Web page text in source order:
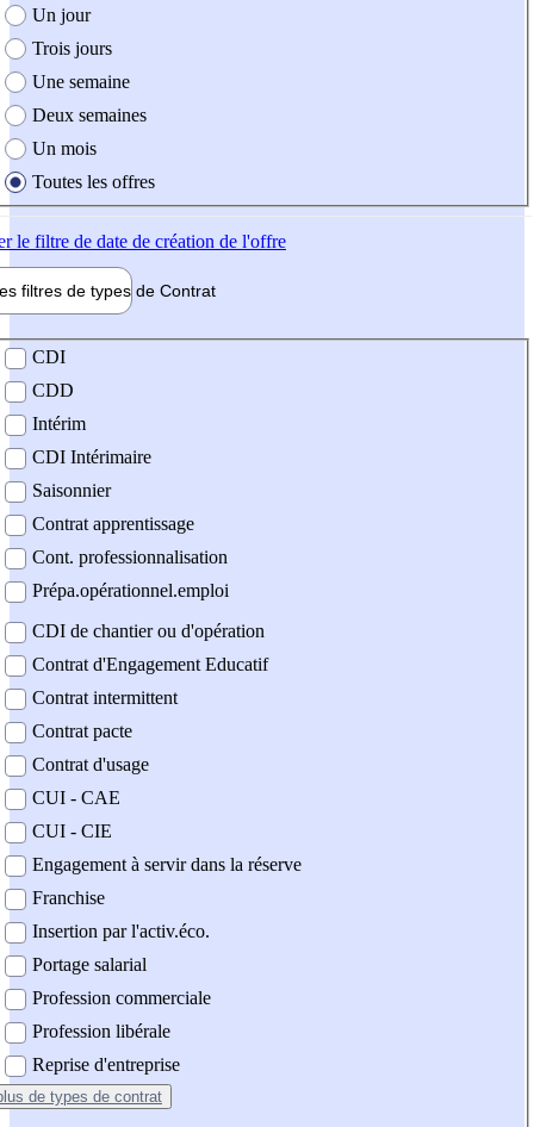
création de l'offre
Un jour
Trois jours
Une semaine
Deux semaines
Un mois
Toutes les offres
le filtre de date de création de l'offre
filtres de types de Contrat
contrat
CDI
CDD
Intérim
CDI Intérimaire
Saisonnier
Contrat apprentissage
Cont. professionnalisation
Prépa.opérationnel.emploi
CDI de chantier ou d'opération
Contrat d'Engagement Educatif
Contrat intermittent
Contrat pacte
Contrat d'usage
CUI - CAE
CUI - CIE
Engagement à servir dans la réserve
Franchise
Insertion par l'activ.éco.
Portage salarial
Profession commerciale
Profession libérale
Reprise d'entreprise
de types de contrat